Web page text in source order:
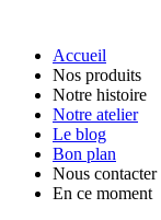
Accueil
Nos produits
Notre histoire
Notre atelier
Le blog
Bon plan
Nous contacter
En ce moment